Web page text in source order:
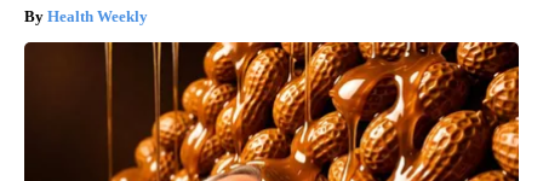
Health Weekly